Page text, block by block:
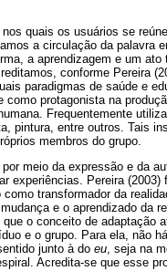
quais os usuários se
a circulação da palavra
a aprendizagem e um
conforme Pereira
paradigmas de saúde e
protagonista na
Frequentemente
pintura, entre outros. Tais
membros do grupo.
meio da expressão e da
experiências. Pereira (2003)
transformador da
e o aprendizado da
o conceito de adaptação
e o grupo. Para ela, não
junto à do eu , seja na
Acredita-se que esse